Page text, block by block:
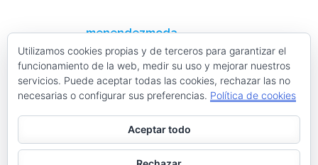
menendezmoda
Menéndez Moda hombre
Cargar más Seguir en Instagram
Contacta con nosotros
Utilizamos cookies propias y de terceros para garantizar el
funcionamiento de la web, medir su uso y mejorar nuestros
servicios. Puede aceptar todas las cookies, rechazar las no
necesarias o configurar sus preferencias. Política de cookies
Aceptar todo